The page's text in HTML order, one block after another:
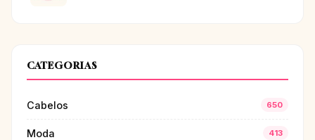
CATEGORIAS
Cabelos 650
Moda 413